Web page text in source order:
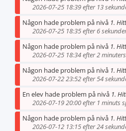
2026-07-25 18:39 efter 13
Någon hade problem på nivå 1.
2026-07-25 18:35 efter 6
Någon hade problem på nivå 1.
2026-07-25 18:34 efter 2
Någon hade problem på nivå 1.
2026-07-22 23:52 efter 54
En elev hade problem på nivå 1.
2026-07-19 20:00 efter 1 minuts
Någon hade problem på nivå 1.
2026-07-12 13:15 efter 24